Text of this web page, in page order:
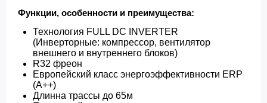
Функции, особенности и преимущества:
Технология FULL DC INVERTER
(Инверторные: компрессор, вентилятор
внешнего и внутреннего блоков)
R32 фреон
Европейский класс энергоэффективности ERP
(A++)
Длинна трассы до 65м